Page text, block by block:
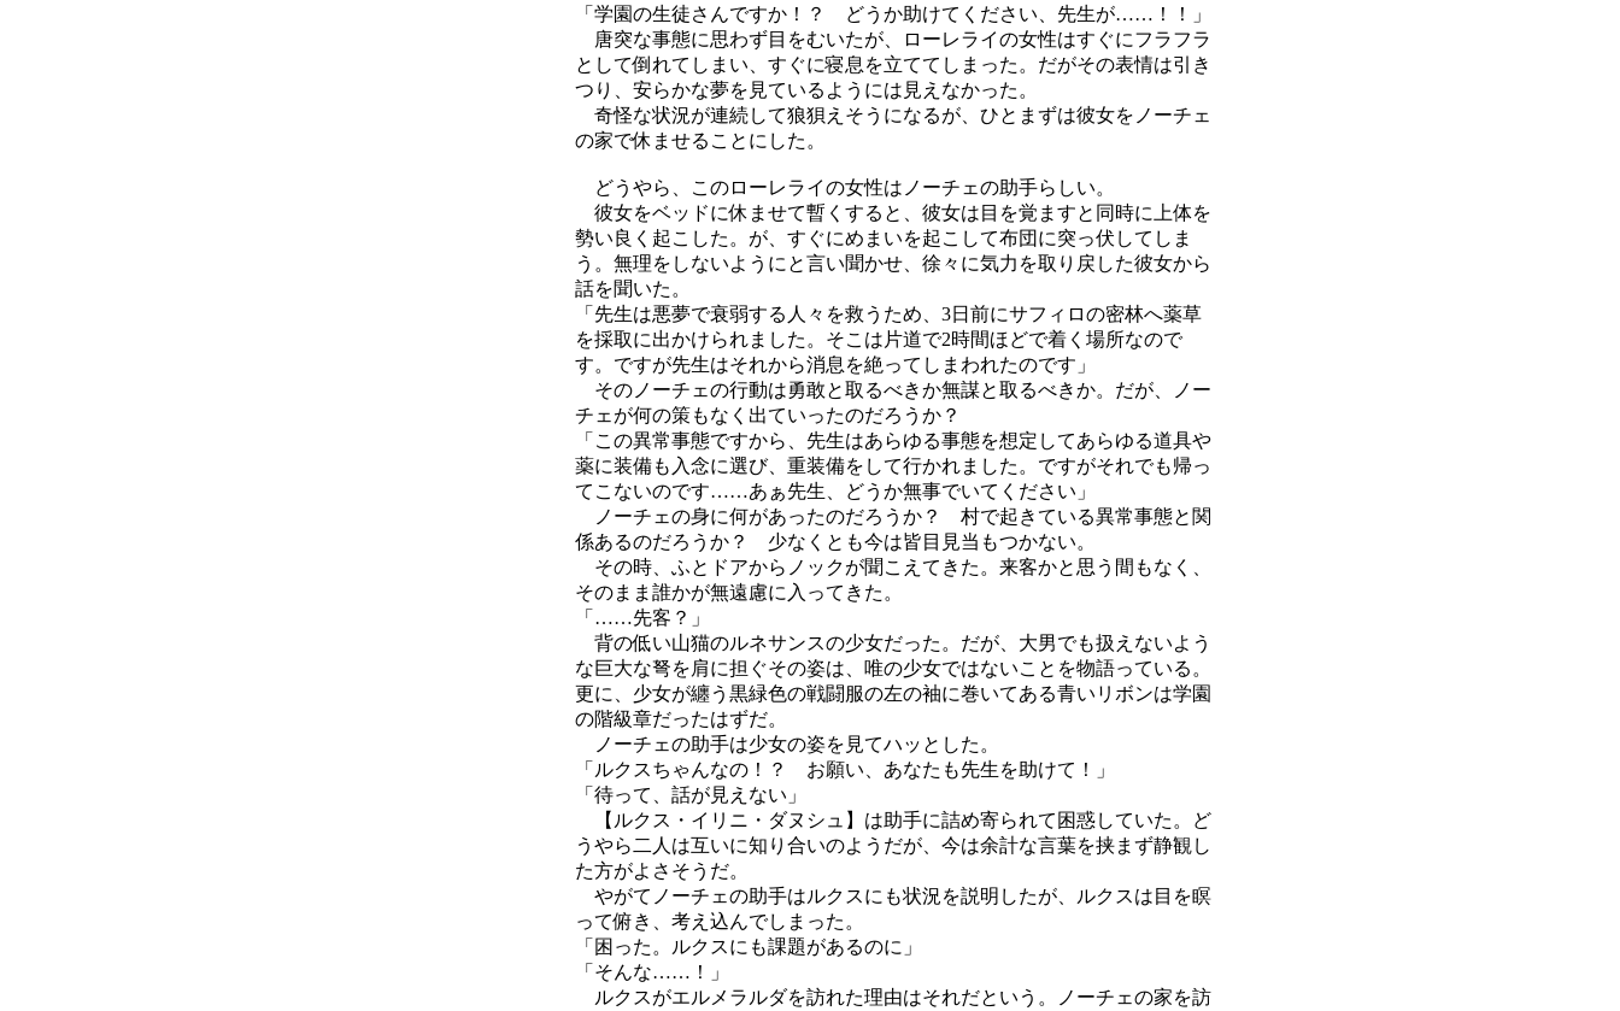
「学園の生徒さんですか！？ どうか助けてください、先生が……！！」
唐突な事態に思わず目をむいたが、ローレライの女性はすぐにフラフラ
として倒れてしまい、すぐに寝息を立ててしまった。だがその表情は引き
つり、安らかな夢を見ているようには見えなかった。
奇怪な状況が連続して狼狽えそうになるが、ひとまずは彼女をノーチェ
の家で休ませることにした。
どうやら、このローレライの女性はノーチェの助手らしい。
彼女をベッドに休ませて暫くすると、彼女は目を覚ますと同時に上体を
勢い良く起こした。が、すぐにめまいを起こして布団に突っ伏してしま
う。無理をしないようにと言い聞かせ、徐々に気力を取り戻した彼女から
話を聞いた。
「先生は悪夢で衰弱する人々を救うため、3日前にサフィロの密林へ薬草
を採取に出かけられました。そこは片道で2時間ほどで着く場所なので
す。ですが先生はそれから消息を絶ってしまわれたのです」
そのノーチェの行動は勇敢と取るべきか無謀と取るべきか。だが、ノー
チェが何の策もなく出ていったのだろうか？
「この異常事態ですから、先生はあらゆる事態を想定してあらゆる道具や
薬に装備も入念に選び、重装備をして行かれました。ですがそれでも帰っ
てこないのです……あぁ先生、どうか無事でいてください」
ノーチェの身に何があったのだろうか？ 村で起きている異常事態と関
係あるのだろうか？ 少なくとも今は皆目見当もつかない。
その時、ふとドアからノックが聞こえてきた。来客かと思う間もなく、
そのまま誰かが無遠慮に入ってきた。
「……先客？」
背の低い山猫のルネサンスの少女だった。だが、大男でも扱えないよう
な巨大な弩を肩に担ぐその姿は、唯の少女ではないことを物語っている。
更に、少女が纏う黒緑色の戦闘服の左の袖に巻いてある青いリボンは学園
の階級章だったはずだ。
ノーチェの助手は少女の姿を見てハッとした。
「ルクスちゃんなの！？ お願い、あなたも先生を助けて！」
「待って、話が見えない」
【ルクス・イリニ・ダヌシュ】は助手に詰め寄られて困惑していた。ど
うやら二人は互いに知り合いのようだが、今は余計な言葉を挟まず静観し
た方がよさそうだ。
やがてノーチェの助手はルクスにも状況を説明したが、ルクスは目を瞑
って俯き、考え込んでしまった。
「困った。ルクスにも課題があるのに」
「そんな……！」
ルクスがエルメラルダを訪れた理由はそれだという。ノーチェの家を訪